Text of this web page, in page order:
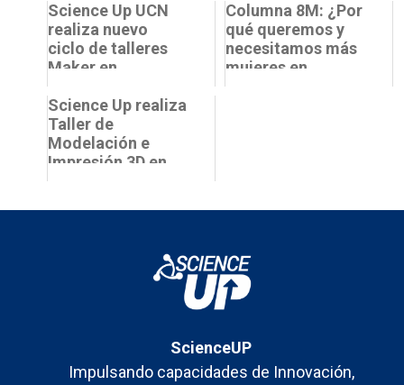
Science Up UCN
realiza nuevo
ciclo de talleres
Maker en
Columna 8M: ¿Por
qué queremos y
necesitamos más
mujeres en
Science Up realiza
Taller de
Modelación e
Impresión 3D en
ScienceUP
Impulsando capacidades de Innovación,